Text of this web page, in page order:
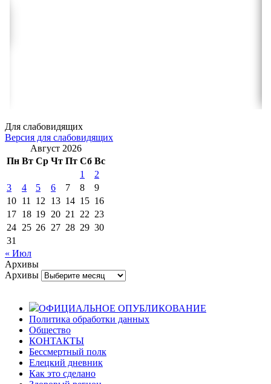
Для слабовидящих
Версия для слабовидящих
Август 2026
Пн Вт Ср Чт Пт Сб Вс
1
2
3
4 5 6 7 8
9
10 11 12 13 14 15 16
17 18 19 20 21 22 23
24 25 26 27 28 29 30
31
« Июл
Архивы
Архивы
ОФИЦИАЛЬНОЕ ОПУБЛИКОВАНИЕ
Политика обработки данных
Общество
КОНТАКТЫ
Бессмертный полк
Елецкий дневник
Как это сделано